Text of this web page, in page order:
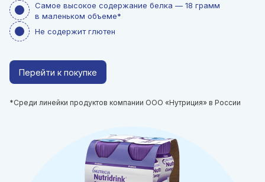
Самое высокое содержание белка — 18 грамм
в маленьком объеме*
Не содержит глютен
Перейти к покупке
*Среди линейки продуктов компании ООО «Нутриция» в России